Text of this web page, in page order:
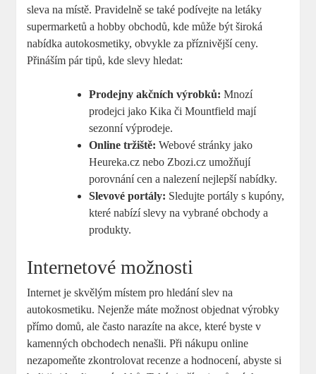
sleva na místě. Pravidelně se také podívejte na letáky
supermarketů a hobby obchodů, kde může být široká
nabídka autokosmetiky, obvykle za příznivější ceny.
Přináším pár tipů, kde slevy hledat:
Prodejny akčních výrobků: Mnozí
prodejci jako Kika či Mountfield mají
sezonní výprodeje.
Online tržiště: Webové stránky jako
Heureka.cz nebo Zbozi.cz umožňují
porovnání cen a nalezení nejlepší nabídky.
Slevové portály: Sledujte portály s kupóny,
které nabízí slevy na vybrané obchody a
produkty.
Internetové možnosti
Internet je skvělým místem pro hledání slev na
autokosmetiku. Nejenže máte možnost objednat výrobky
přímo domů, ale často narazíte na akce, které byste v
kamenných obchodech nenašli. Při nákupu online
nezapomeňte zkontrolovat recenze a hodnocení, abyste si